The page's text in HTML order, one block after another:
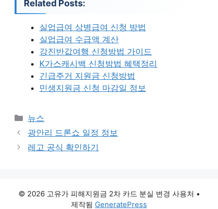
Related Posts:
실업급여 상병급여 신청 방법
실업급여 수급액 계산
강진반값여행 신청방법 가이드
K가스캐시백 신청방법 혜택정리
긴급주거 지원금 신청방법
민생지원금 신청 마감일 정보
카
테
리
뉴스
광안리 드론쇼 일정 정보
레고 공식 확인하기
© 2026 고유가 피해지원금 2차 카드 분실 변경 사용처 •
제작됨 GeneratePress